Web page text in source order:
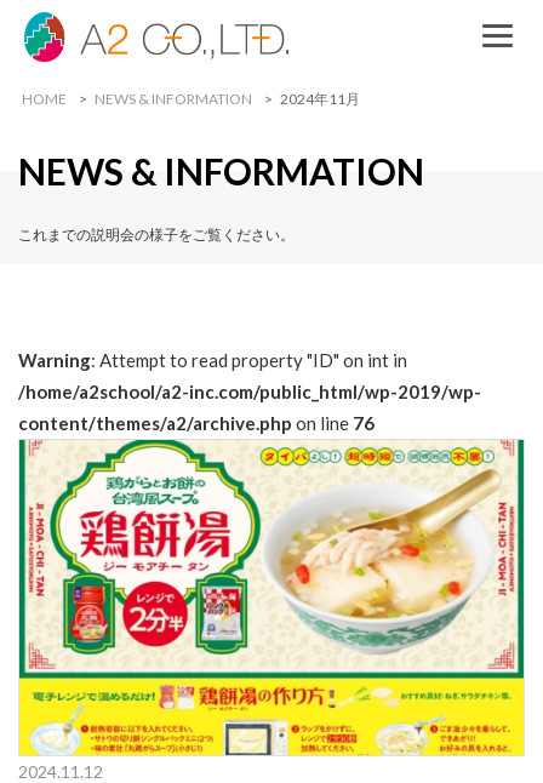
HOME NEWS & INFORMATION 2024年11月
NEWS & INFORMATION
これまでの説明会の様子をご覧ください。
Warning: Attempt to read property "ID" on int in
/home/a2school/a2-inc.com/public_html/wp-2019/wp-
content/themes/a2/archive.php on line 76
2024.11.12